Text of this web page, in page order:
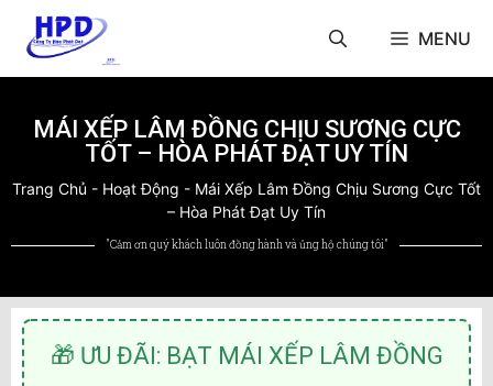
MENU
MÁI XẾP LÂM ĐỒNG CHỊU SƯƠNG CỰC
TỐT – HÒA PHÁT ĐẠT UY TÍN
Trang Chủ - Hoạt Động - Mái Xếp Lâm Đồng Chịu Sương Cực Tốt
– Hòa Phát Đạt Uy Tín
"Cảm ơn quý khách luôn đồng hành và ủng hộ chúng tôi"
🎁 ƯU ĐÃI: BẠT MÁI XẾP LÂM ĐỒNG